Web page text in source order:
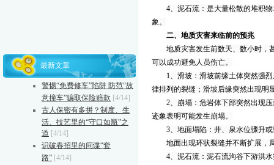
最新文章
警惕“免费修车”陷阱 防范“故
意撞车”骗取保险赔款 [4/14]
古人保密有多拼？制度、生
活、技艺里的“守口如瓶”之
道 [4/14]
识破春招里的间谍“套
路” [4/14]
4、泥石流 ： 是大量松散的堆积
象。
二、地质灾害来临前的预兆
地质灾害发生前数天、数小时，
可以成功避免人员伤亡。
1、滑坡：滑坡前缘土体突然强
律排列的裂缝；滑坡后缘突然出现明
2、崩塌：危岩体下部突然出现
迹象表明可能发生崩塌。
3、地面塌陷：井、泉水位骤升
地面出现环状裂缝并不断扩展，
4、泥石流：泥石流沟谷下游洪